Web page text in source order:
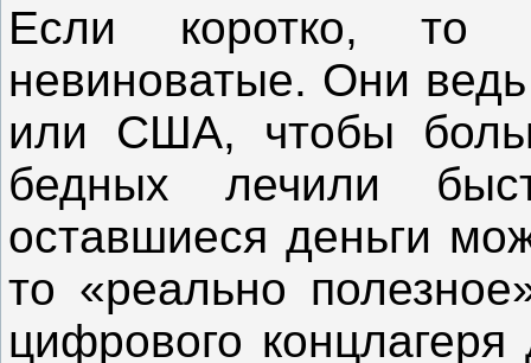
Если коротко, то
невиноватые. Они
или США, чтобы
бедных лечили
оставшиеся деньги
то «реально
цифрового